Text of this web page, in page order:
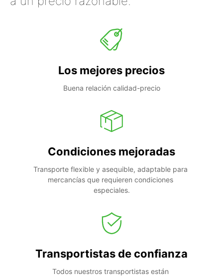
Los mejores precios
Buena relación calidad-precio
Condiciones mejoradas
Transporte flexible y asequible, adaptable para
mercancías que requieren condiciones
especiales.
Transportistas de confianza
Todos nuestros transportistas están